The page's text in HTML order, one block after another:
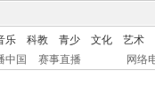
乐 科教 青少 文化
艺术
中国 赛事直播 网络